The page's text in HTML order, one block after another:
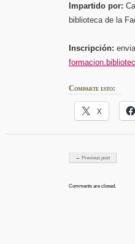
Impartido por:
biblioteca de la
Inscripción:
Comparte esto:
X
Post navigation
← Previous post
Comments are closed.